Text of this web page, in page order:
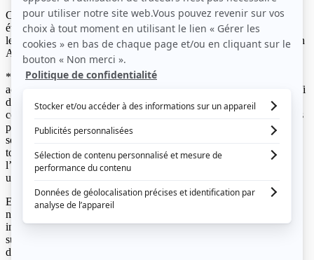
Chaque mois, retrouvez les derniers rapports de Movin’On, nos
événements, les lancements des Communautés pour l’Impact** et
les initiatives qui font progresser la mobilité durable en Europe et en
Afrique.
** Une Communauté pour l’Impact réunit des entreprises, des
acteurs publics, des chercheurs et des experts autour d'un même défi
de mobilité durable. En connectant leurs expertises
complémentaires, elle construit des visions stratégiques, identifie les
principaux freins, porte des plaidoyers, expérimente de nouvelles
solutions et accélère leur déploiement à grande échelle. Et ce, pour
tous les modes de transport et tous les besoins de déplacement, à
l’échelle de l’ensemble de l’écosystème (acteurs, infrastructures,
usages et technologies).
En soumettant ce formulaire, vous acceptez de recevoir les
newsletters et autres communications électroniques de Movin’On,
incluant des actualités, des contenus éditoriaux et des informations
sur nos activités. Vous pouvez retirer votre consentement et vous
désinscrire à tout moment en cliquant sur le lien présent au bas de